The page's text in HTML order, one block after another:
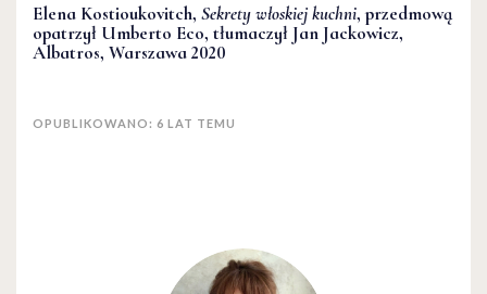
Elena Kostioukovitch, Sekrety włoskiej kuchni, przedmową
opatrzył Umberto Eco, tłumaczył Jan Jackowicz,
Albatros, Warszawa 2020
OPUBLIKOWANO: 6 LAT TEMU